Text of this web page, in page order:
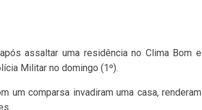
assaltar uma residência no Clima Bom e
Militar no domingo (1º).
um comparsa invadiram uma casa, renderam